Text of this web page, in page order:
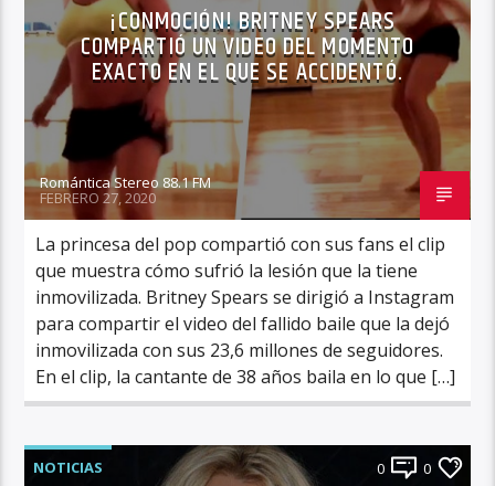
¡CONMOCIÓN! BRITNEY SPEARS
COMPARTIÓ UN VIDEO DEL MOMENTO
EXACTO EN EL QUE SE ACCIDENTÓ.
Romántica Stereo 88.1 FM
FEBRERO 27, 2020
La princesa del pop compartió con sus fans el clip
que muestra cómo sufrió la lesión que la tiene
inmovilizada. Britney Spears se dirigió a Instagram
para compartir el video del fallido baile que la dejó
inmovilizada con sus 23,6 millones de seguidores.
En el clip, la cantante de 38 años baila en lo que […]
NOTICIAS 0 0